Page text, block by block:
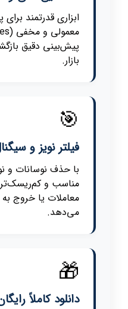
ابزاری قدرتمند
پیش‌بینی دقیق
بازار.
🎯
فیلتر نویز و
با حذف نوسانات و
مناسب و
معاملات یا خروج به
می‌دهد.
🎁
دانلود کاملاً